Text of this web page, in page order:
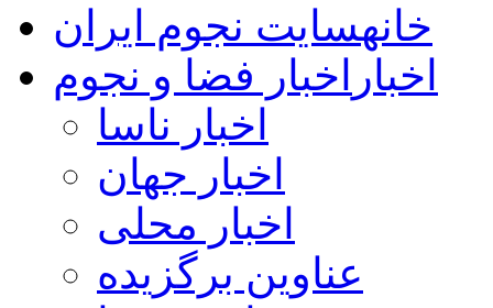
خانهسایت نجوم ایران
اخبار اخبار فضا و نجوم
اخبار ناسا
اخبار جهان
اخبار محلی
عناوین برگزیده